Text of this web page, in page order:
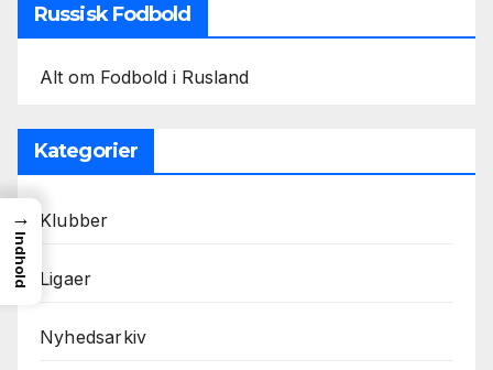
Russisk Fodbold
Alt om Fodbold i Rusland
Kategorier
Klubber
Ligaer
Nyhedsarkiv
→
Indhold